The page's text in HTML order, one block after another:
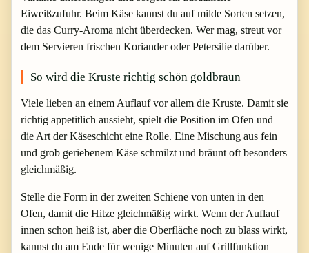
Eiweißzufuhr. Beim Käse kannst du auf milde Sorten setzen,
die das Curry-Aroma nicht überdecken. Wer mag, streut vor
dem Servieren frischen Koriander oder Petersilie darüber.
So wird die Kruste richtig schön goldbraun
Viele lieben an einem Auflauf vor allem die Kruste. Damit sie
richtig appetitlich aussieht, spielt die Position im Ofen und
die Art der Käseschicht eine Rolle. Eine Mischung aus fein
und grob geriebenem Käse schmilzt und bräunt oft besonders
gleichmäßig.
Stelle die Form in der zweiten Schiene von unten in den
Ofen, damit die Hitze gleichmäßig wirkt. Wenn der Auflauf
innen schon heiß ist, aber die Oberfläche noch zu blass wirkt,
kannst du am Ende für wenige Minuten auf Grillfunktion